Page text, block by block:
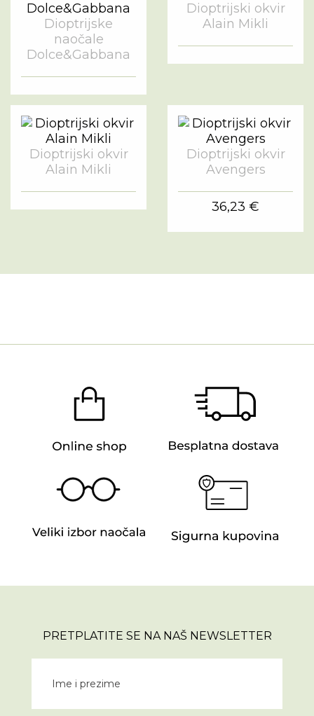
Dioptrijske
naočale
Dolce&Gabbana
Dioptrijski okvir
Alain Mikli
Dioptrijski okvir
Alain Mikli
Dioptrijski okvir
Avengers
36,23 €
PRETPLATITE SE NA NAŠ NEWSLETTER